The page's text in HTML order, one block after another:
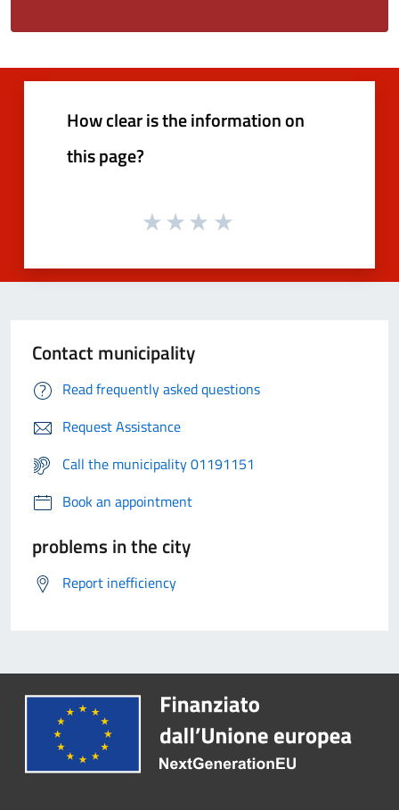
How clear is the information on
this page?
Contact municipality
Read frequently asked questions
Request Assistance
Call the municipality 01191151
Book an appointment
problems in the city
Report inefficiency